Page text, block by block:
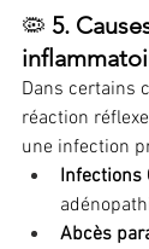
🦠 5.
Dans certains
réaction
une infection
Infections
Abcès